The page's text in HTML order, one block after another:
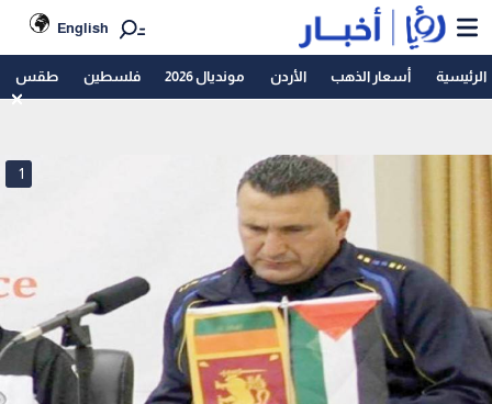
English
الرئيسية أسعار الذهب الأردن مونديال 2026 فلسطين طقس
1